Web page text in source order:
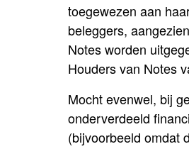
toegewezen aan
beleggers,
Notes worden
Houders van Notes
Mocht evenwel, bij
onderverdeeld
(bijvoorbeeld omdat